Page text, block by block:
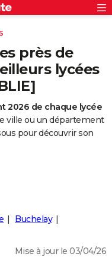
près de
lycées
2026 de chaque lycée
ville ou un département
pour découvrir son
Buchelay
Mise à jour le 03/04/26